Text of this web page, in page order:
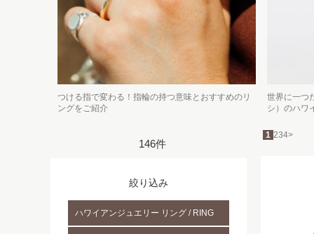
つける指で変わる！指輪の持つ意味とおすすめのリ
ングをご紹介
世界に一つ
シ）のハワ
1 234>
146件
絞り込み
ハワイアンジュエリー リング / RING